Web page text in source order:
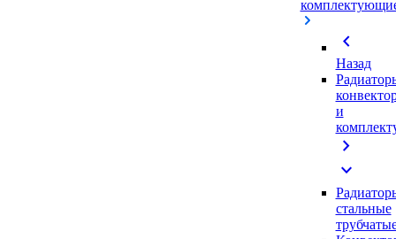
chevron_left
Назад
и
chevron_right
expand_more
стальные